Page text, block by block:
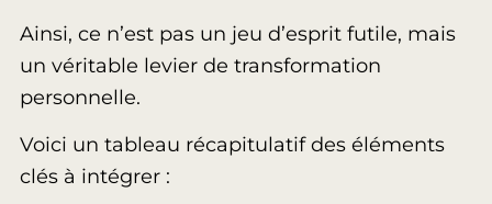
Ainsi, ce n’est pas un jeu d’esprit futile, mais
un véritable levier de transformation
personnelle.
Voici un tableau récapitulatif des éléments
clés à intégrer :